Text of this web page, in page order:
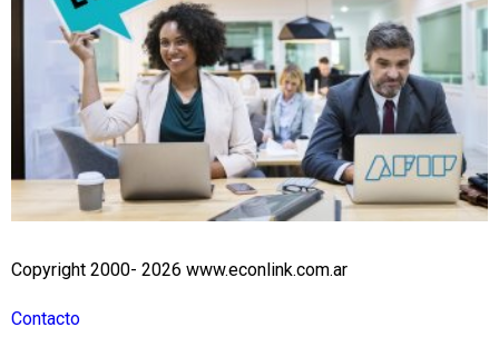
Copyright 2000- 2026 www.econlink.com.ar
Contacto